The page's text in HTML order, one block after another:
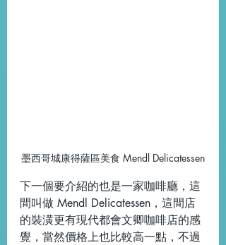
墨西哥城康得薩區美食 Mendl Delicatessen
下一個要介紹的也是一家咖啡廳，這
間叫做 Mendl Delicatessen，這間店
的裝潢更有現代都會文卿咖啡店的感
覺，當然價格上也比較高一點，不過